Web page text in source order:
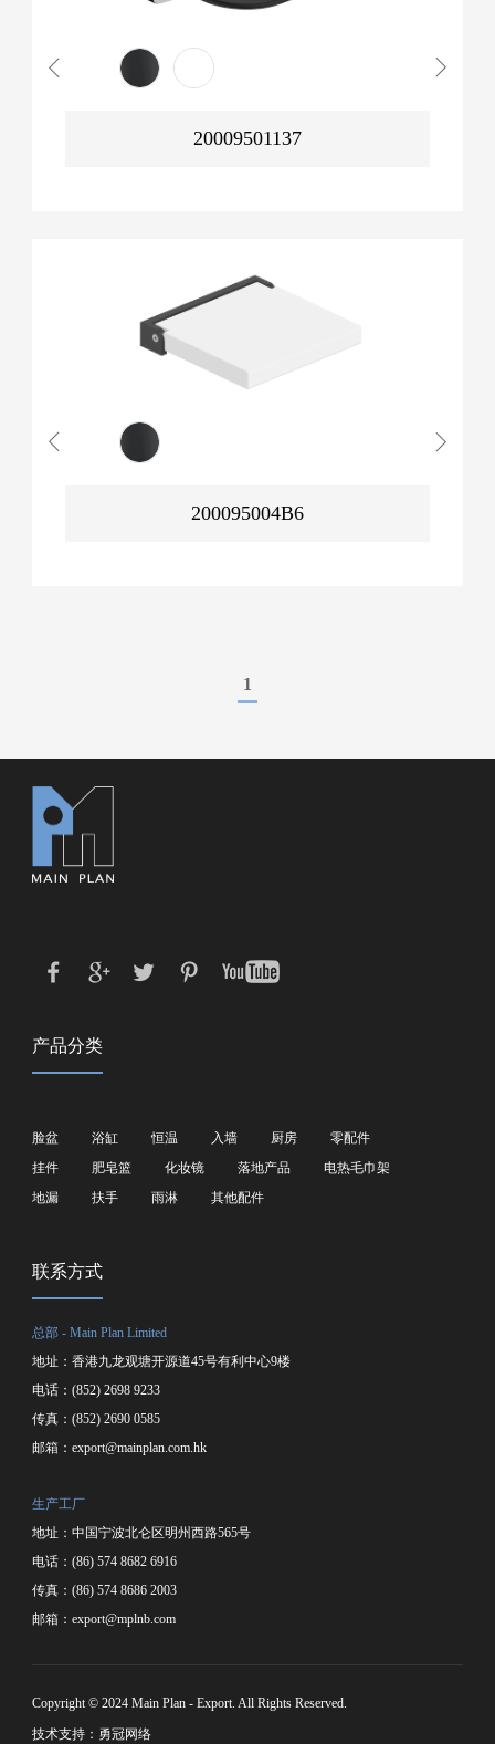
20009501137
200095004B6
1
产品分类
脸盆 浴缸 恒温 入墙 厨房
零配件
挂件
肥皂篮 化妆镜 落地产品
电热毛巾架
地漏
扶手 雨淋 其他配件
联系方式
总部 - Main Plan Limited
地址：香港九龙观塘开源道45号有利中心9楼
电话：(852) 2698 9233
传真：(852) 2690 0585
邮箱：export@mainplan.com.hk
生产工厂
地址：中国宁波北仑区明州西路565号
电话：(86) 574 8682 6916
传真：(86) 574 8686 2003
邮箱：export@mplnb.com
Copyright © 2024 Main Plan - Export. All Rights Reserved.
技术支持：勇冠网络